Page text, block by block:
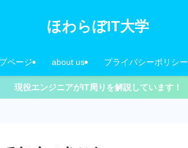
ほわらぼIT大学
ページ about us プライバシーポリシー
現役エンジニアがIT周りを解説しています！